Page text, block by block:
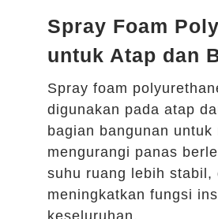
Spray Foam
untuk Atap dan
Spray foam
digunakan pada atap
bagian bangunan untuk
mengurangi panas
suhu ruang lebih stabil,
meningkatkan fungsi
keseluruhan.